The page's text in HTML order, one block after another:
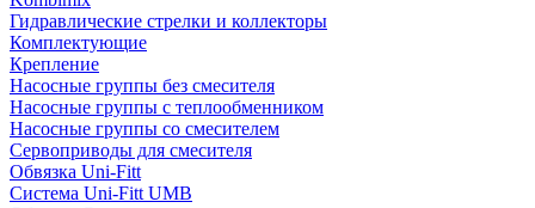
Гидравлические стрелки и коллекторы
Комплектующие
Крепление
Насосные группы без смесителя
Насосные группы с теплообменником
Насосные группы со смесителем
Сервоприводы для смесителя
Обвязка Uni-Fitt
Система Uni-Fitt UMB